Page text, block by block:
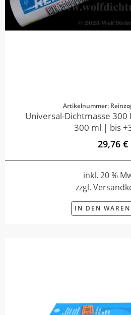
Artikelnummer:
Universal-Dichtmasse
300 ml | bis
29,76 €
inkl. 20 %
zzgl.
IN DEN